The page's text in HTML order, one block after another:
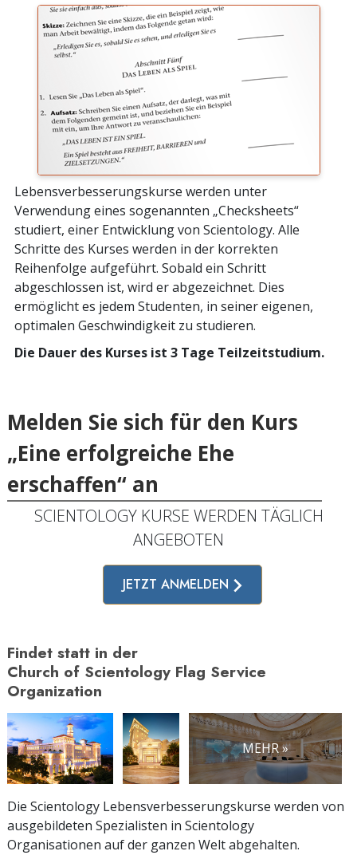
Lebensverbesserungskurse werden unter
Verwendung eines sogenannten „Checksheets“
studiert, einer Entwicklung von Scientology. Alle
Schritte des Kurses werden in der korrekten
Reihenfolge aufgeführt. Sobald ein Schritt
abgeschlossen ist, wird er abgezeichnet. Dies
ermöglicht es jedem Studenten, in seiner eigenen,
optimalen Geschwindigkeit zu studieren.
Die Dauer des Kurses ist 3 Tage Teilzeitstudium.
Melden Sie sich für den Kurs
„Eine erfolgreiche Ehe
erschaffen“ an
SCIENTOLOGY KURSE WERDEN TÄGLICH
ANGEBOTEN
JETZT ANMELDEN
Findet statt in der
Church of Scientology Flag Service
Organization
MEHR »
Die Scientology Lebensverbesserungskurse werden von
ausgebildeten Spezialisten in Scientology
Organisationen auf der ganzen Welt abgehalten.